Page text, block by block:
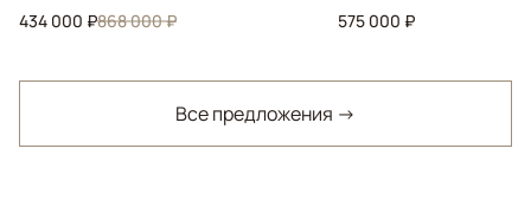
434 000 ₽868 000 ₽
575 000 ₽
Все предложения →